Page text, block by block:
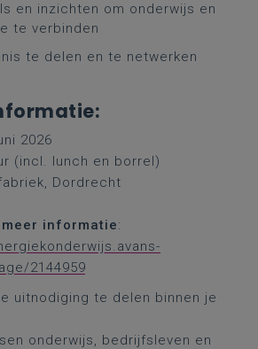
en inzichten om onderwijs en
te verbinden
te delen en te netwerken
2026
(incl. lunch en borrel)
Dordrecht
informatie:
2144959
uitnodiging te delen binnen je
onderwijs, bedrijfsleven en